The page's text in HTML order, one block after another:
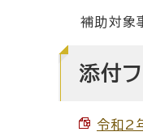
補助対象
添付
令和2